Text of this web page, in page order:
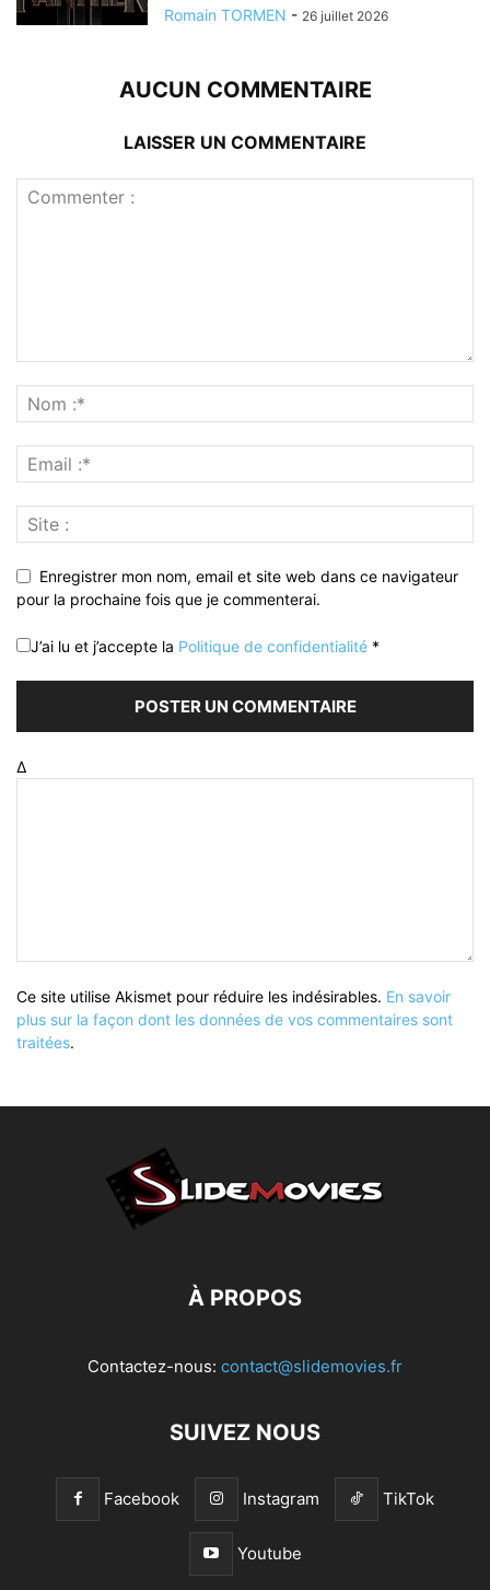
Romain TORMEN - 26 juillet 2026
AUCUN COMMENTAIRE
LAISSER UN COMMENTAIRE
Enregistrer mon nom, email et site web dans ce navigateur
pour la prochaine fois que je commenterai.
J’ai lu et j’accepte la Politique de confidentialité *
Δ
Ce site utilise Akismet pour réduire les indésirables. En savoir
plus sur la façon dont les données de vos commentaires sont
traitées.
À PROPOS
Contactez-nous: contact@slidemovies.fr
SUIVEZ NOUS
Facebook Instagram TikTok
Youtube